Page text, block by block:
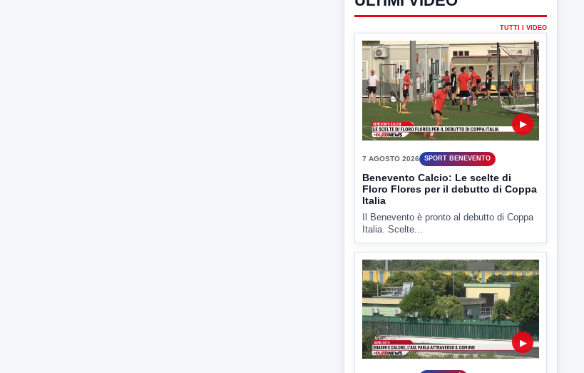
ULTIMI VIDEO
TUTTI I VIDEO
7 AGOSTO 2026
Benevento Calcio: Le scelte di
Floro Flores per il debutto di Coppa
Italia
Il Benevento è pronto al debutto di Coppa
Italia. Scelte...